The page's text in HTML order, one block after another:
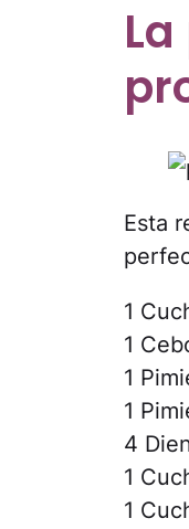
Esta
1
1
1
1
4
1
1